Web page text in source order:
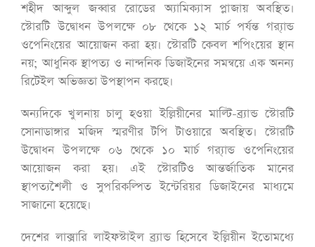
শহীদ আব্দুল জব্বার রোডের অ্যামিক্যাস প্লাজায় অবস্থিত।
স্টোরটি উদ্বোধন উপলক্ষে ০৮ থেকে ১২ মার্চ পর্যন্ত গ্র‍্যান্ড
ওপেনিংয়ের আয়োজন করা হয়। স্টোরটি কেবল শপিংয়ের স্থান
নয়; আধুনিক স্থাপত্য ও নান্দনিক ডিজাইনের সমন্বয়ে এক অনন্য
রিটেইল অভিজ্ঞতা উপস্থাপন করছে।
অন্যদিকে খুলনায় চালু হওয়া ইল্লিয়ীনের মাল্টি-ব্র্যান্ড স্টোরটি
সোনাডাঙ্গার মজিদ স্মরণীর টপি টাওয়ারে অবস্থিত। স্টোরটি
উদ্বোধন উপলক্ষে ০৬ থেকে ১০ মার্চ গ্র‍্যান্ড ওপেনিংয়ের
আয়োজন করা হয়। এই স্টোরটিও আন্তর্জাতিক মানের
স্থাপত্যশৈলী ও সুপরিকল্পিত ইন্টেরিয়র ডিজাইনের মাধ্যমে
সাজানো হয়েছে।
দেশের লাক্সারি লাইফস্টাইল ব্র্যান্ড হিসেবে ইল্লিয়ীন ইতোমধ্যে